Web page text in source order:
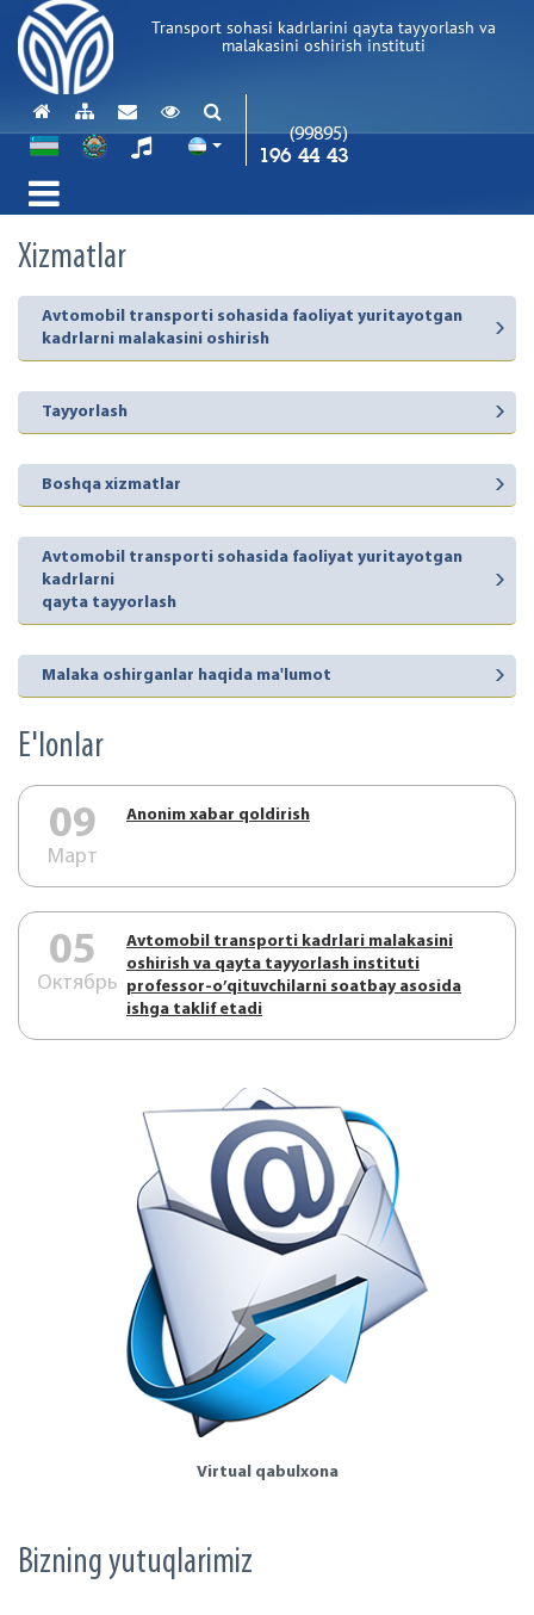
Transport sohasi kadrlarini qayta tayyorlash va
malakasini oshirish instituti
(99895)
196 44 43
Xizmatlar
Avtomobil transporti sohasida faoliyat yuritayotgan
kadrlarni malakasini oshirish
Tayyorlash
Boshqa xizmatlar
Avtomobil transporti sohasida faoliyat yuritayotgan
kadrlarni
qayta tayyorlash
Malaka oshirganlar haqida ma'lumot
E'lonlar
09
Март
Аnonim xabar qoldirish
05
Октябрь
Аvtоmоbil trаnspоrti kаdrlаri mаlаkаsini
оshirish vа qаytа tаyyorlаsh instituti
prоfеssоr-o’qituvchilаrni sоаtbаy аsоsidа
ishgа tаklif etаdi
Virtual qabulxona
Bizning yutuqlarimiz